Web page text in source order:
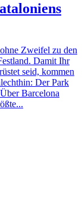
Zweifel zu den
Damit Ihr
seid, kommen
Der Park
Barcelona